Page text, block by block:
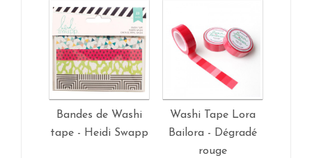
Bandes de Washi
tape - Heidi Swapp
Washi Tape Lora
Bailora - Dégradé
rouge